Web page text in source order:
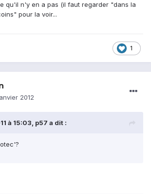
qu'il n'y en a pas (il faut regarder "dans la
pour la voir...
1
2012
à 15:03, p57 a dit :